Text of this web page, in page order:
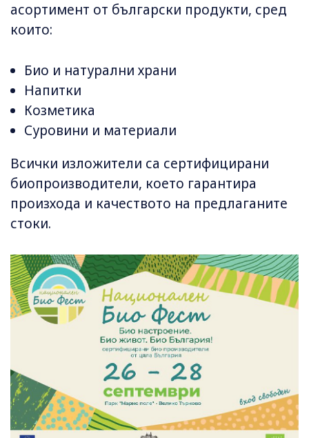
асортимент от български продукти, сред
които:
Био и натурални храни
Напитки
Козметика
Суровини и материали
Всички изложители са сертифицирани
биопроизводители, което гарантира
произхода и качеството на предлаганите
стоки.